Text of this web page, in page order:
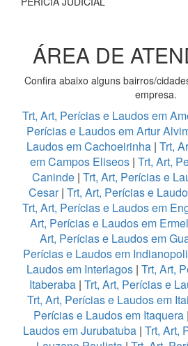
ÁREA DE
Confira abaixo alguns bairros/
empresa.
Trt, Art, Perícias e Laudos em
Perícias e Laudos em Artur
Laudos em Cachoeirinha| Trt,
em Campos Eliseos | Trt, Art,
Caninde | Trt, Art, Perícias e
Cesar| Trt, Art, Perícias e
Trt, Art, Perícias e Laudos em
Art, Perícias e Laudos em
Art, Perícias e Laudos em
Perícias e Laudos em
Laudos em Interlagos| Trt, Art,
Itaberaba| Trt, Art, Perícias e
Trt, Art, Perícias e Laudos em
Perícias e Laudos em Itaquera|
Laudos em Jurubatuba| Trt, Art,